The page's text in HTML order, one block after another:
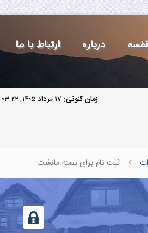
درباره ارتباط با ما
زمان کنونی: ۱۷ مرداد ۱۴۰۵, ۰۳:۲۲ ب.ظ
ثبت نام برای بسته مانشت.